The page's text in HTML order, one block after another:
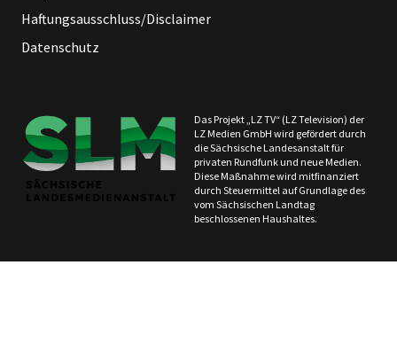
Haftungsausschluss/Disclaimer
Datenschutz
Das Projekt „LZ TV“ (LZ Television) der
LZ Medien GmbH wird gefördert durch
die Sächsische Landesanstalt für
privaten Rundfunk und neue Medien.
Diese Maßnahme wird mitfinanziert
durch Steuermittel auf Grundlage des
vom Sächsischen Landtag
beschlossenen Haushaltes.